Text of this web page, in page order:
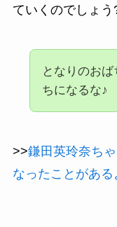
ていくのでしょう
となりのお
ちになるな♪
>>鎌田英玲奈ち
なったことがある